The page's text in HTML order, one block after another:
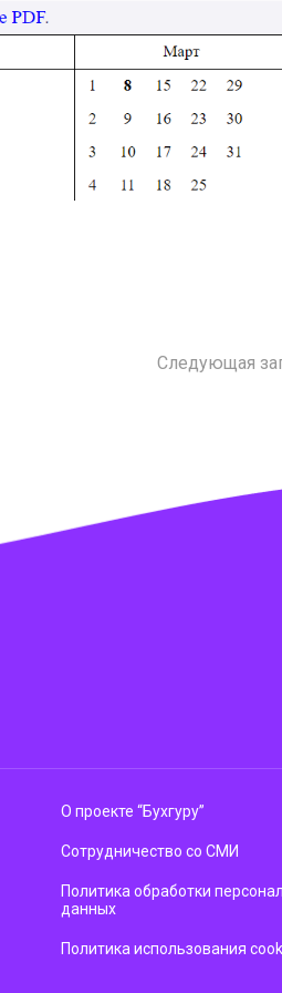
Следующая
О проекте “Бухгуру”
Сотрудничество со СМИ
Политика обработки
данных
Политика использования